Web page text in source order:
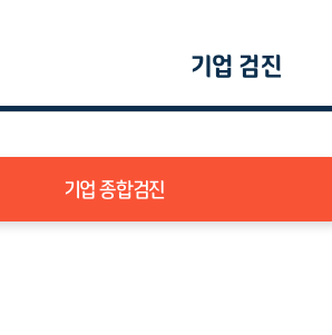
기업 검진
기업 종합검진